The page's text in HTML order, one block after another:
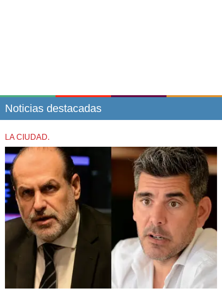
Noticias destacadas
LA CIUDAD.